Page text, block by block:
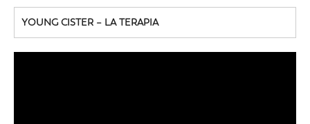
YOUNG CISTER – LA TERAPIA